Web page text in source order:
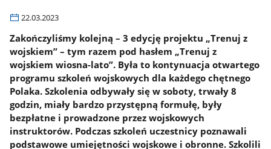
22.03.2023
Zakończyliśmy kolejną – 3 edycję projektu „Trenuj z
wojskiem” – tym razem pod hasłem „Trenuj z
wojskiem wiosna-lato”. Była to kontynuacja otwartego
programu szkoleń wojskowych dla każdego chętnego
Polaka. Szkolenia odbywały się w soboty, trwały 8
godzin, miały bardzo przystępną formułę, były
bezpłatne i prowadzone przez wojskowych
instruktorów. Podczas szkoleń uczestnicy poznawali
podstawowe umiejętności wojskowe i obronne. Szkolili